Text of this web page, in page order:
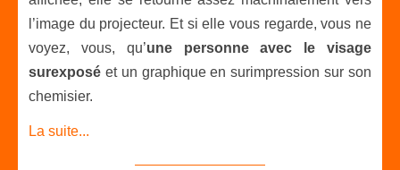
l’image du projecteur. Et si elle vous regarde, vous ne
voyez, vous, qu’une personne avec le visage
surexposé et un graphique en surimpression sur son
chemisier.
La suite...